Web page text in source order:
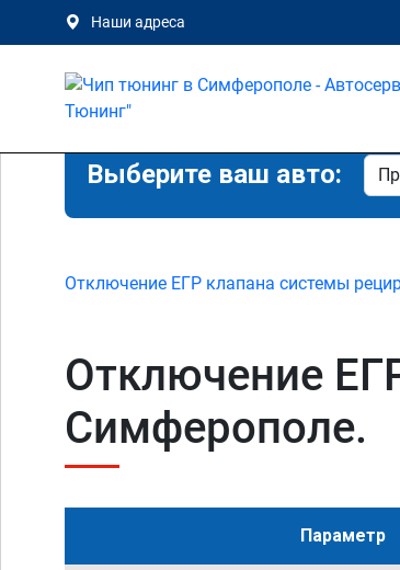
Наши адреса
Выберите ваш авто:
Отключение ЕГР клапана системы
Отключение
Симферополе.
Параметр